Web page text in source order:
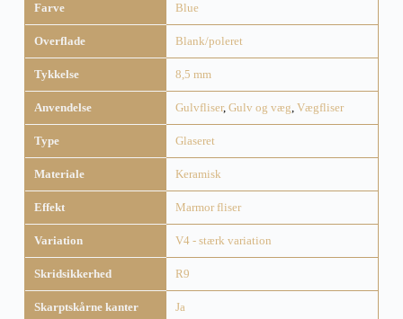
Farve Blue
Overflade Blank/poleret
Tykkelse 8,5 mm
Anvendelse Gulvfliser, Gulv og væg, Vægfliser
Type Glaseret
Materiale Keramisk
Effekt Marmor fliser
Variation V4 - stærk variation
Skridsikkerhed R9
Skarptskårne kanter Ja